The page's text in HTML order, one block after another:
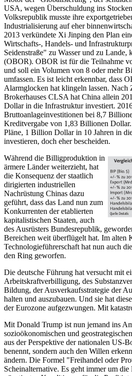
USA, wegen Überschuldung ins
Volksrepublik musste ihre
Industrialisierung auf eher
2013 verkündete Xi Jinping den Plan
Wirtschafts-, Handels- und
Seidenstraße" zu Wasser und zu
(OBOR). OBOR ist für die Teilnahme
und soll ein Volumen von 8 oder mehr
umfassen. Es ist leicht erkennbar, dass
Alarmglocken hat klingeln lassen. Nach
Brokerhauses CLSA hat China allein
Dollar in die Infrastruktur investiert.
Bruttoanlageinvestitionen bei 8,7
Kreditvergabe von 1,83 Billionen
Pläne, 1 Billion Dollar in 10 Jahren in
investieren, doch eher bescheiden.
Während die Billigproduktion in
ärmere Länder weiterzieht, hat
die Konsequenz der staatlich
dirigierten industriellen
Nachrüstung Chinas dazu
geführt, dass das Land nun zum
Konkurrenten der etablierten
kapitalistischen Staaten, auch
des Ausrüsters Bundesrepublik,
Bereichen weit überflügelt hat. Im alten
Technologieführerschaft hat nun auch
den Ring geworfen.
Die deutsche Führung hat versucht mit
Arbeitskraftverbilligung, des
Bildung, der Ausverkaufsstrategie der
halten und auszubauen. Und sie hat
der Eurozone aufgezwungen. Mit
Mit Donald Trump ist nun jemand ins
sozioökonomischen und
aus der Perspektive der nationalen US-
benennt, sondern auch den Willen
ändern. Die Formel "Freihandel oder
Scheinalternative. Es geht immer um die